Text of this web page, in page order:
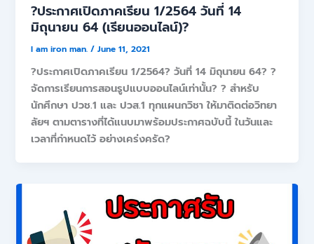
?ประกาศเปิดภาคเรียน 1/2564 วันที่ 14
มิถุนายน 64 (เรียนออนไลน์)?
I am iron man./June 11, 2021
?ประกาศเปิดภาคเรียน 1/2564? วันที่ 14 มิถุนายน 64? ?
จัดการเรียนการสอนรูปแบบออนไลน์เท่านั้น? ? สำหรับ
นักศึกษา ปวช.1 และ ปวส.1 ทุกแผนกวิชา ให้มาติดต่อวิทยา
ลัยฯ ตามตารางที่ได้แนบมาพร้อมประกาศฉบับนี้ ในวันและ
เวลาที่กำหนดไว้ อย่างเคร่งครัด?